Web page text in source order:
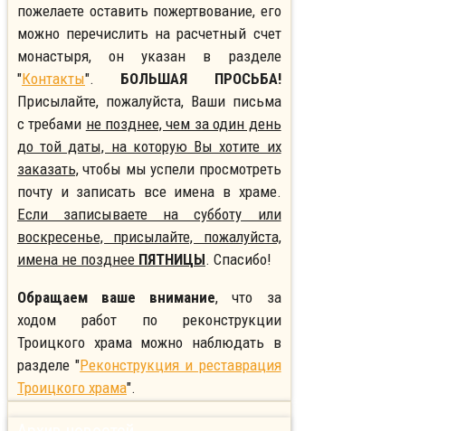
пожелаете оставить пожертвование, его
можно перечислить на расчетный счет
монастыря, он указан в разделе
"Контакты". БОЛЬШАЯ ПРОСЬБА!
Присылайте, пожалуйста, Ваши письма
с требами не позднее, чем за один день
до той даты, на которую Вы хотите их
заказать, чтобы мы успели просмотреть
почту и записать все имена в храме.
Если записываете на субботу или
воскресенье, присылайте, пожалуйста,
имена не позднее ПЯТНИЦЫ. Спасибо!
Обращаем ваше внимание, что за
ходом работ по реконструкции
Троицкого храма можно наблюдать в
разделе "Реконструкция и реставрация
Троицкого храма".